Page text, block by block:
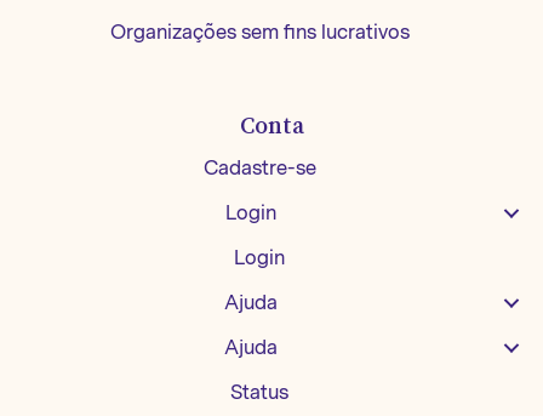
Organizações sem fins lucrativos
Conta
Cadastre-se
Login
Login
Ajuda
Ajuda
Status